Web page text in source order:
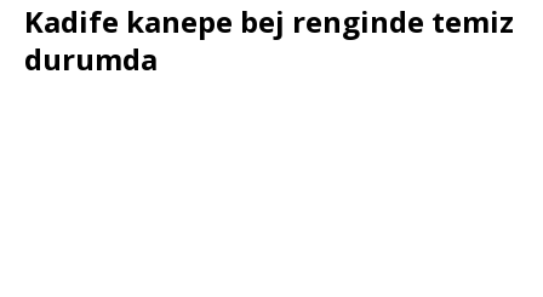
Kadife kanepe bej renginde temiz
durumda